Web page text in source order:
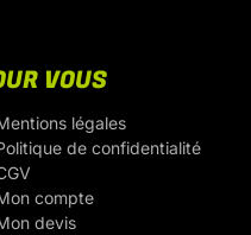
VOUS
légales
de confidentialité
compte
devis